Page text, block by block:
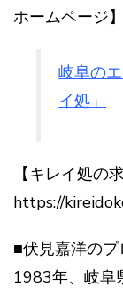
ホームページ】
岐阜の
イ処」
【キレイ処の
https://
■伏見嘉洋の
1983年、岐阜